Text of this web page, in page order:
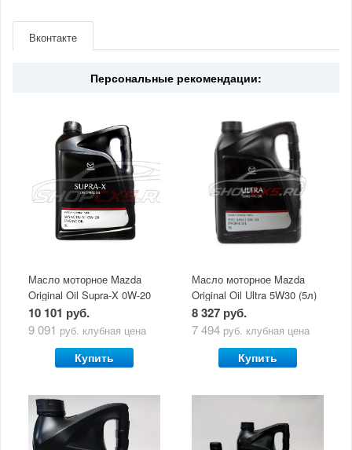
Страна Япония
Вконтакте
Персональные рекомендации:
Масло моторное Mazda
Original Oil Supra-X 0W-20
(5 л)
10 101 руб.
9 091 руб. клубная цена
Купить
Масло моторное Mazda
Original Oil Ultra 5W30 (5л)
8 327 руб.
7 494 руб. клубная цена
Купить